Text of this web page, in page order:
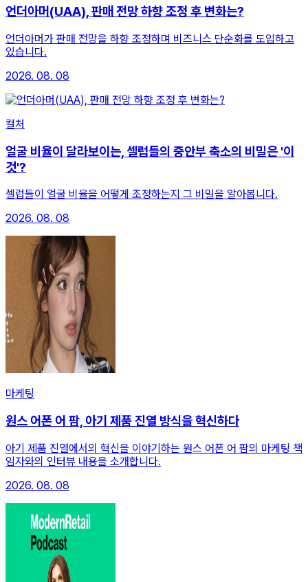
언더아머(UAA), 판매 전망 하향 조정 후 변화는?
언더아머가 판매 전망을 하향 조정하며 비즈니스 단순화를 도입하고
있습니다.
2026. 08. 08
컬처
얼굴 비율이 달라보이는, 셀럽들의 중안부 축소의 비밀은 '이
것'?
셀럽들이 얼굴 비율을 어떻게 조정하는지 그 비밀을 알아봅니다.
2026. 08. 08
마케팅
원스 어폰 어 팜, 아기 제품 진열 방식을 혁신하다
아기 제품 진열에서의 혁신을 이야기하는 원스 어폰 어 팜의 마케팅 책
임자와의 인터뷰 내용을 소개합니다.
2026. 08. 08